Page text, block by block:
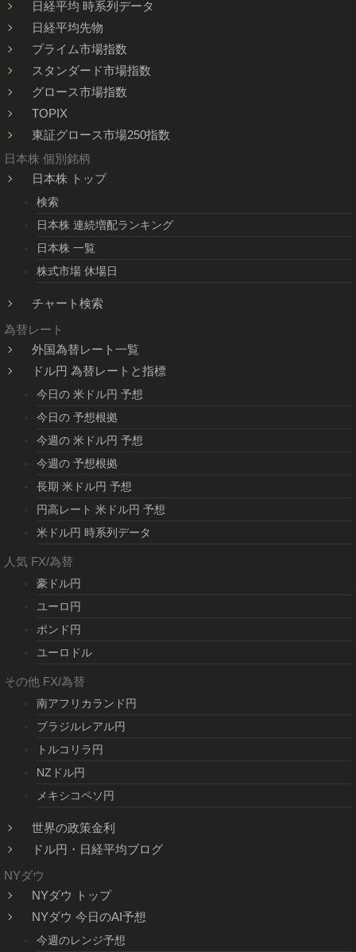
日経平均 時系列データ
日経平均先物
プライム市場指数
スタンダード市場指数
グロース市場指数
TOPIX
東証グロース市場250指数
日本株 個別銘柄
日本株 トップ
検索
日本株 連続増配ランキング
日本株 一覧
株式市場 休場日
チャート検索
為替レート
外国為替レート一覧
ドル円 為替レートと指標
今日の 米ドル円 予想
今日の 予想根拠
今週の 米ドル円 予想
今週の 予想根拠
長期 米ドル円 予想
円高レート 米ドル円 予想
米ドル円 時系列データ
人気 FX/為替
豪ドル円
ユーロ円
ポンド円
ユーロドル
その他 FX/為替
南アフリカランド円
ブラジルレアル円
トルコリラ円
NZドル円
メキシコペソ円
世界の政策金利
ドル円・日経平均ブログ
NYダウ
NYダウ トップ
NYダウ 今日のAI予想
今週のレンジ予想